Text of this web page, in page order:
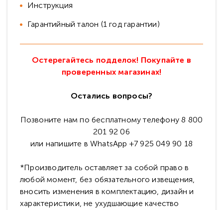
Инструкция
Гарантийный талон (1 год гарантии)
Остерегайтесь подделок! Покупайте в
проверенных магазинах!
Остались вопросы?
Позвоните нам по бесплатному телефону 8 800
201 92 06
или напишите в WhatsApp +7 925 049 90 18
*Производитель оставляет за собой право в
любой момент, без обязательного извещения,
вносить изменения в комплектацию, дизайн и
характеристики, не ухудшающие качество